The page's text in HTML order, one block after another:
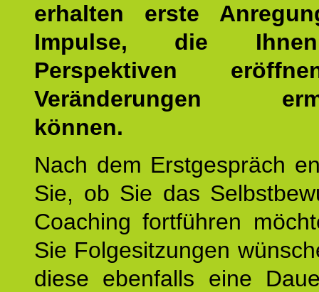
erhalten erste
Impulse, die
Perspektiven
Veränderungen
können.
Nach dem Erstgespräch
Sie, ob Sie das
Coaching fortführen
Sie Folgesitzungen
diese ebenfalls eine